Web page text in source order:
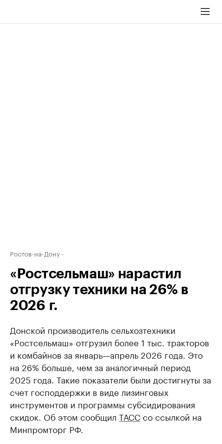
Ростов-на-Дону
«Ростсельмаш» нарастил
отгрузку техники на 26% в
2026 г.
Донской производитель сельхозтехники
«Ростсельмаш» отгрузил более 1 тыс. тракторов
и комбайнов за январь—апрель 2026 года. Это
на 26% больше, чем за аналогичный период
2025 года. Такие показатели были достигнуты за
счет господдержки в виде лизинговых
инструментов и программы субсидирования
скидок. Об этом сообщил ТАССсо ссылкой на
Минпромторг РФ.